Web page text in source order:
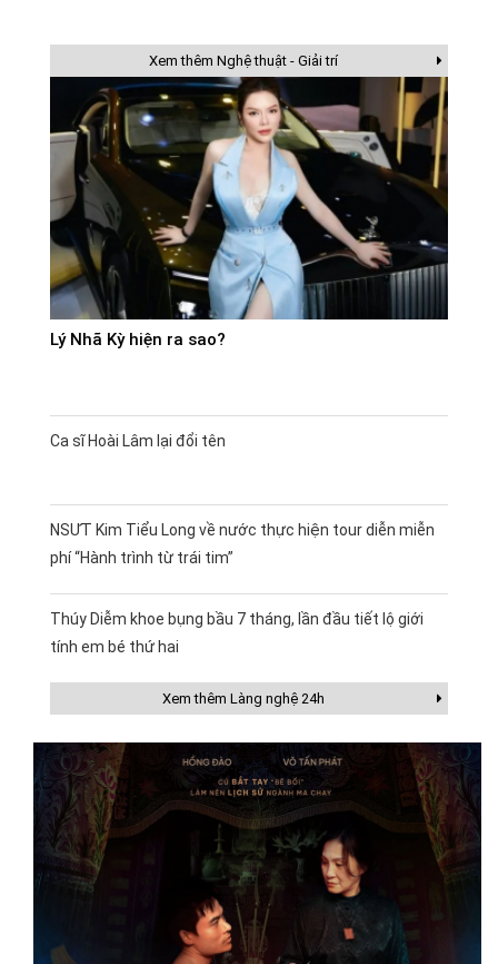
Xem thêm Nghệ thuật - Giải trí
Lý Nhã Kỳ hiện ra sao?
Ca sĩ Hoài Lâm lại đổi tên
NSƯT Kim Tiểu Long về nước thực hiện tour diễn miễn
phí “Hành trình từ trái tim”
Thúy Diễm khoe bụng bầu 7 tháng, lần đầu tiết lộ giới
tính em bé thứ hai
Xem thêm Làng nghệ 24h